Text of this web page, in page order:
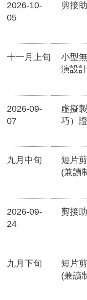
2026-10-
05
剪接
十一月上旬
小型
演設
2026-09-
07
虛擬
巧）
九月中旬
短片
(兼讀
2026-09-
24
剪接
九月下旬
短片
(兼讀